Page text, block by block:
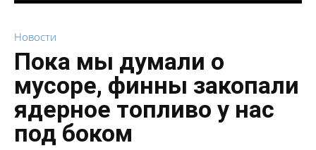
Новости
Пока мы думали о
мусоре, финны закопали
ядерное топливо у нас
под боком